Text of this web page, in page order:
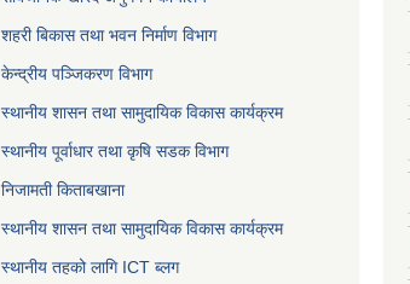
शहरी बिकास तथा भवन निर्माण विभाग
केन्द्रीय पञ्जिकरण विभाग
स्थानीय शासन तथा सामुदायिक विकास कार्यक्रम
स्थानीय पूर्वाधार तथा कृषि सडक विभाग
निजामती किताबखाना
स्थानीय शासन तथा सामुदायिक विकास कार्यक्रम
स्थानीय तहको लागि ICT ब्लग